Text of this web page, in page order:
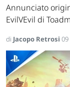
Annunciato
EvilVEvil di
di Jacopo Retrosi